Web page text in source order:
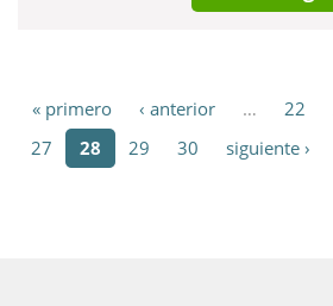
« primero ‹ anterior … 22
27
28 29 30 siguiente ›